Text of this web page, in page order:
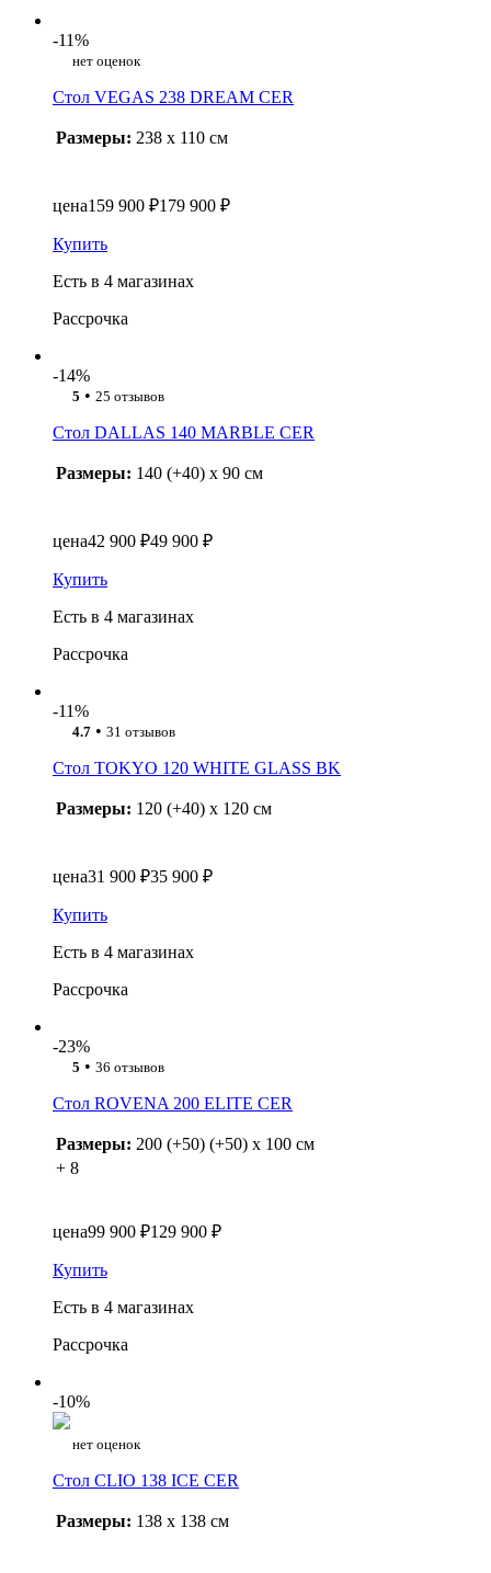
-11%
нет оценок
Стол VEGAS 238 DREAM CER
Размеры: 238 x 110 см
цена159 900 ₽179 900 ₽
Купить
Есть в 4 магазинах
Рассрочка
-14%
5 • 25 отзывов
Стол DALLAS 140 MARBLE CER
Размеры: 140 (+40) x 90 см
цена42 900 ₽49 900 ₽
Купить
Есть в 4 магазинах
Рассрочка
-11%
4.7 • 31 отзывов
Стол TOKYO 120 WHITE GLASS BK
Размеры: 120 (+40) x 120 см
цена31 900 ₽35 900 ₽
Купить
Есть в 4 магазинах
Рассрочка
-23%
5 • 36 отзывов
Стол ROVENA 200 ELITE CER
Размеры: 200 (+50) (+50) x 100 см
+ 8
цена99 900 ₽129 900 ₽
Купить
Есть в 4 магазинах
Рассрочка
-10%
нет оценок
Стол CLIO 138 ICE CER
Размеры: 138 x 138 см